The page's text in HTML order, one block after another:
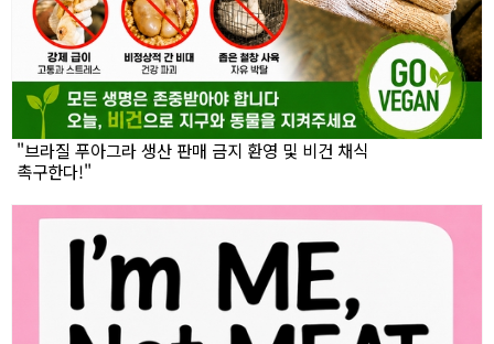
"브라질 푸아그라 생산 판매 금지 환영 및 비건 채식
촉구한다!"